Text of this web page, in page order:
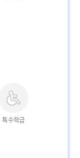
특수학급